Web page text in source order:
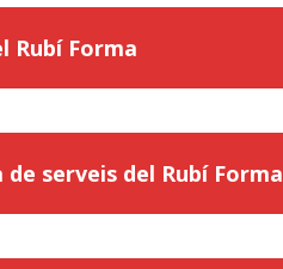
Rubí Forma
serveis del Rubí Forma